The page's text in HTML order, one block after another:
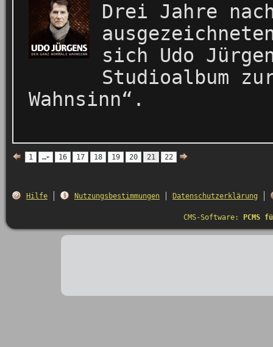
Drei Jahre
sich Udo
Studioalbum
Wahnsinn“.
1 … 16 17 18 19 20 21 22
Hilfe Nutzungsbestimmungen Datenschutzerklärung
CMS-Software: PCMS